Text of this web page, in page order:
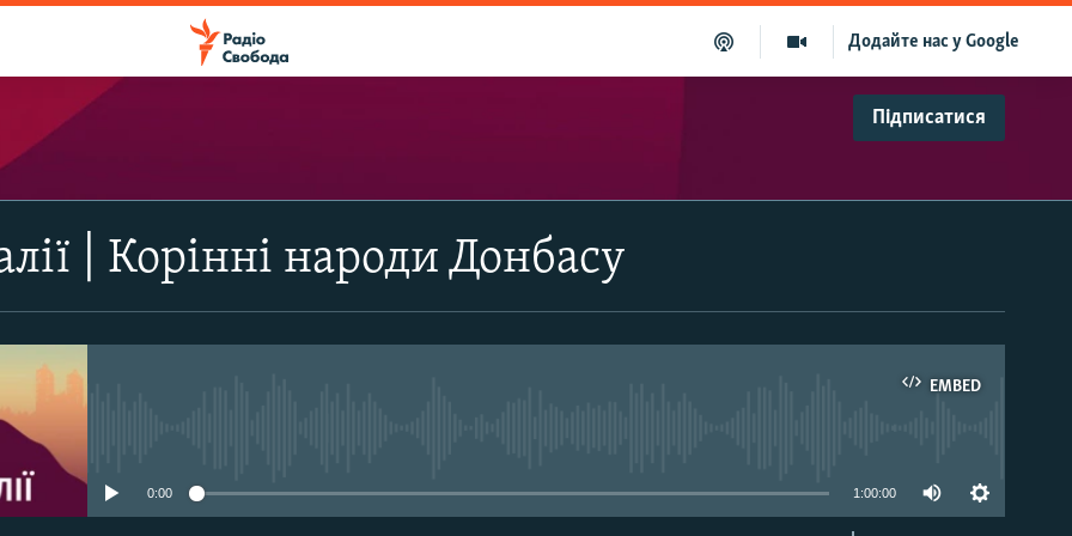
Додайте нас у Google
Підписатися
Apple Podcasts
| Корінні народи Донбасу
EMBED
0:00 1:00:00